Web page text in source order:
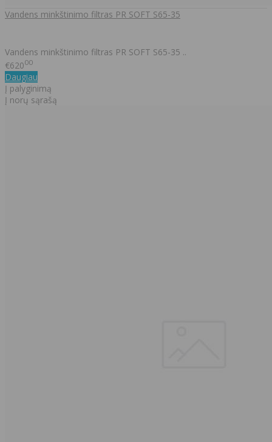
Vandens minkštinimo filtras PR SOFT S65-35
Vandens minkštinimo filtras PR SOFT S65-35 ..
€62000
Daugiau
Į palyginimą
Į norų sąrašą